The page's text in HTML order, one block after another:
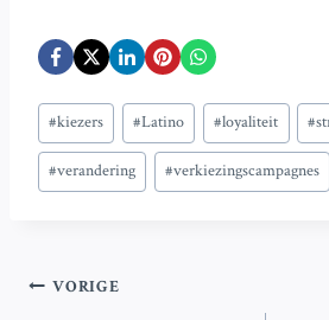
Bericht
tags:
#kiezers #Latino #loyaliteit #
#verandering #verkiezingscampagnes
Bericht
VORIGE